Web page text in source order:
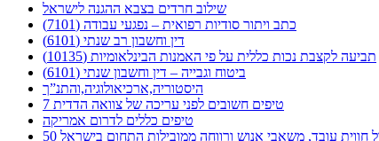
שילוב חרדים בצבא ההגנה לישראל
כתב ויתור סודיות רפואית – נפגעי עבודה (7101)
דין וחשבון רב שנתי (6101)
תביעה לקצבת נכות כללית על פי האמנות הבינלאומיות (10135)
ביטוח וגבייה – דין וחשבון שנתי (6101)
היסטוריה,ארכיאולוגיה,והתנ”ך
7 טיפים חשובים לפני עריכה של צוואה הדדית
טיפים כללים לדרום אמריקה
חווית עובד, משאבי אנוש ורווחה ממובילות התחום בישראל